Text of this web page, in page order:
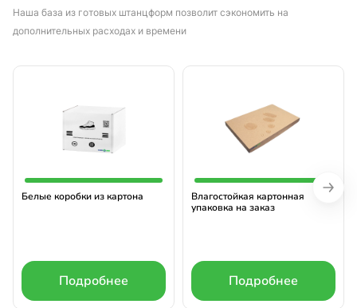
Наша база из готовых штанцформ позволит сэкономить на
дополнительных расходах и времени
Белые коробки из картона
Подробнее
Влагостойкая картонная
упаковка на заказ
Подробнее